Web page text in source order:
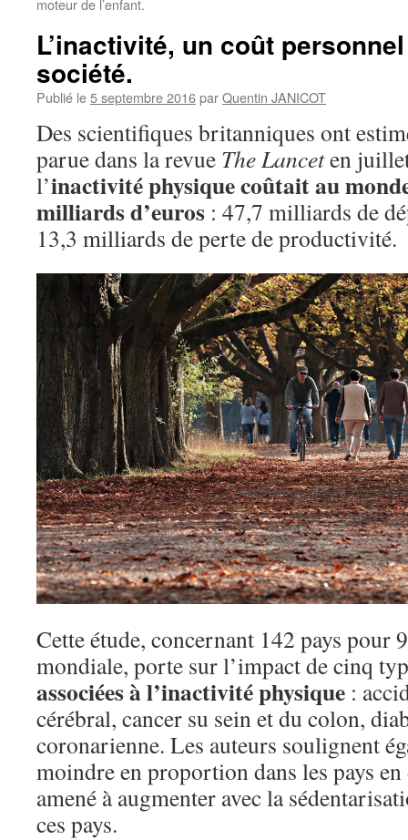
moteur de l’enfant.
L’inactivité, un coût
société.
Publié le5 septembre 2016parQuentin JANICOT
Des scientifiques britanniques ont
parue dans la revue The Lanceten
l’inactivité physique coûtait au
milliards d’euros : 47,7 milliards de
13,3 milliards de perte de productivité.
Cette étude, concernant 142 pays pour
mondiale, porte sur l’impact de cinq
associées à l’inactivité physique :
cérébral, cancer su sein et du colon,
coronarienne. Les auteurs soulignent
moindre en proportion dans les pays
amené à augmenter avec la
ces pays.